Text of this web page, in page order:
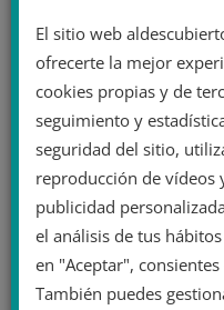
Una compañía
banderín en la
Caídos
2 junio 2022
El sitio web
ofrecerte la mejor
cookies propias y de
seguimiento y
seguridad del sitio,
reproducción de vídeos
publicidad
el análisis de tus
en "Aceptar",
También puedes